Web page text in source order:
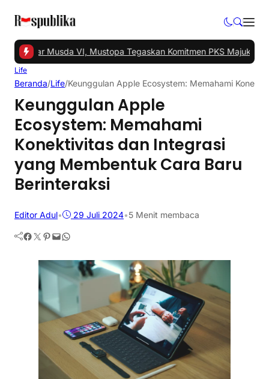
Gelar Musda VI, Mustopa Tegaskan Komitmen PKS Majukan
Life
Beranda/Life/Keunggulan Apple Ecosystem: Memahami
Keunggulan Apple
Ecosystem: Memahami
Konektivitas dan Integrasi
yang Membentuk Cara Baru
Berinteraksi
Editor Adul• 29 Juli 2024•5 Menit membaca
Facebook Twitter Pinterest Mail WhatsApp